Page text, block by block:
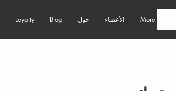
Loyalty Blog حول الأعضاء More